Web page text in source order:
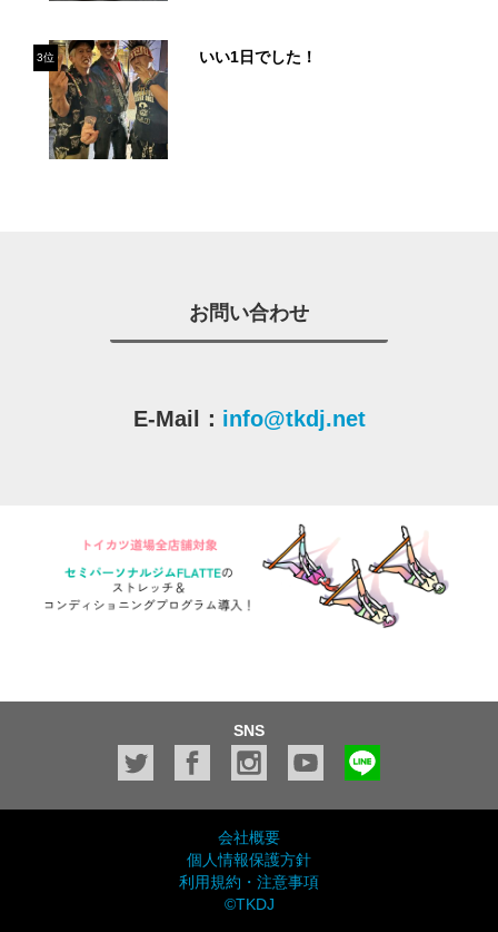
3位 いい1日でした！
お問い合わせ
E-Mail： info@tkdj.net
SNS
会社概要
個人情報保護方針
利用規約・注意事項
©TKDJ